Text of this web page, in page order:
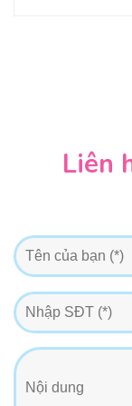
Liên